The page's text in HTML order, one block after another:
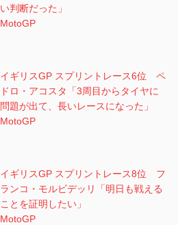
い判断だった」
MotoGP
イギリスGP スプリントレース6位 ペ
ドロ・アコスタ「3周目からタイヤに
問題が出て、長いレースになった」
MotoGP
イギリスGP スプリントレース8位 フ
ランコ・モルビデッリ「明日も戦える
ことを証明したい」
MotoGP